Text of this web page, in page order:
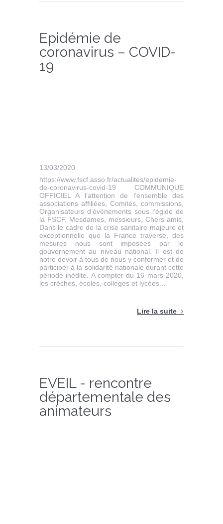
Epidémie de
coronavirus – COVID-
19
13/03/2020
https://www.fscf.asso.fr/actualites/epidemie-
de-coronavirus-covid-19 COMMUNIQUE
OFFICIEL A l’attention de l’ensemble des
associations affiliées, Comités, commissions,
Organisateurs d’événements sous l’égide de
la FSCF. Mesdames, messieurs, Chers amis,
Dans le cadre de la crise sanitaire majeure et
exceptionnelle que la France traverse, des
mesures nous sont imposées par le
gouvernement au niveau national. Il est de
notre devoir à tous de nous y conformer et de
participer à la solidarité nationale durant cette
période inédite. A compter du 16 mars 2020,
les crèches, écoles, collèges et lycées...
Lire la suite
EVEIL - rencontre
départementale des
animateurs